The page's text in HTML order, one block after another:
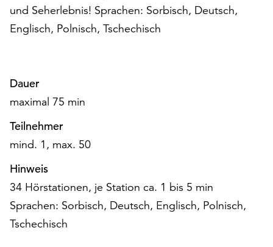
Ihr
und
widerrufen.
steht
Ihnen
Ende
der
Seite
die
Schaltfläche
und Seherlebnis! Sprachen: Sorbisch, Deutsch,
Englisch, Polnisch, Tschechisch
Dauer
maximal 75 min
Teilnehmer
mind. 1, max. 50
Hinweis
34 Hörstationen, je Station ca. 1 bis 5 min
Sprachen: Sorbisch, Deutsch, Englisch, Polnisch,
Tschechisch